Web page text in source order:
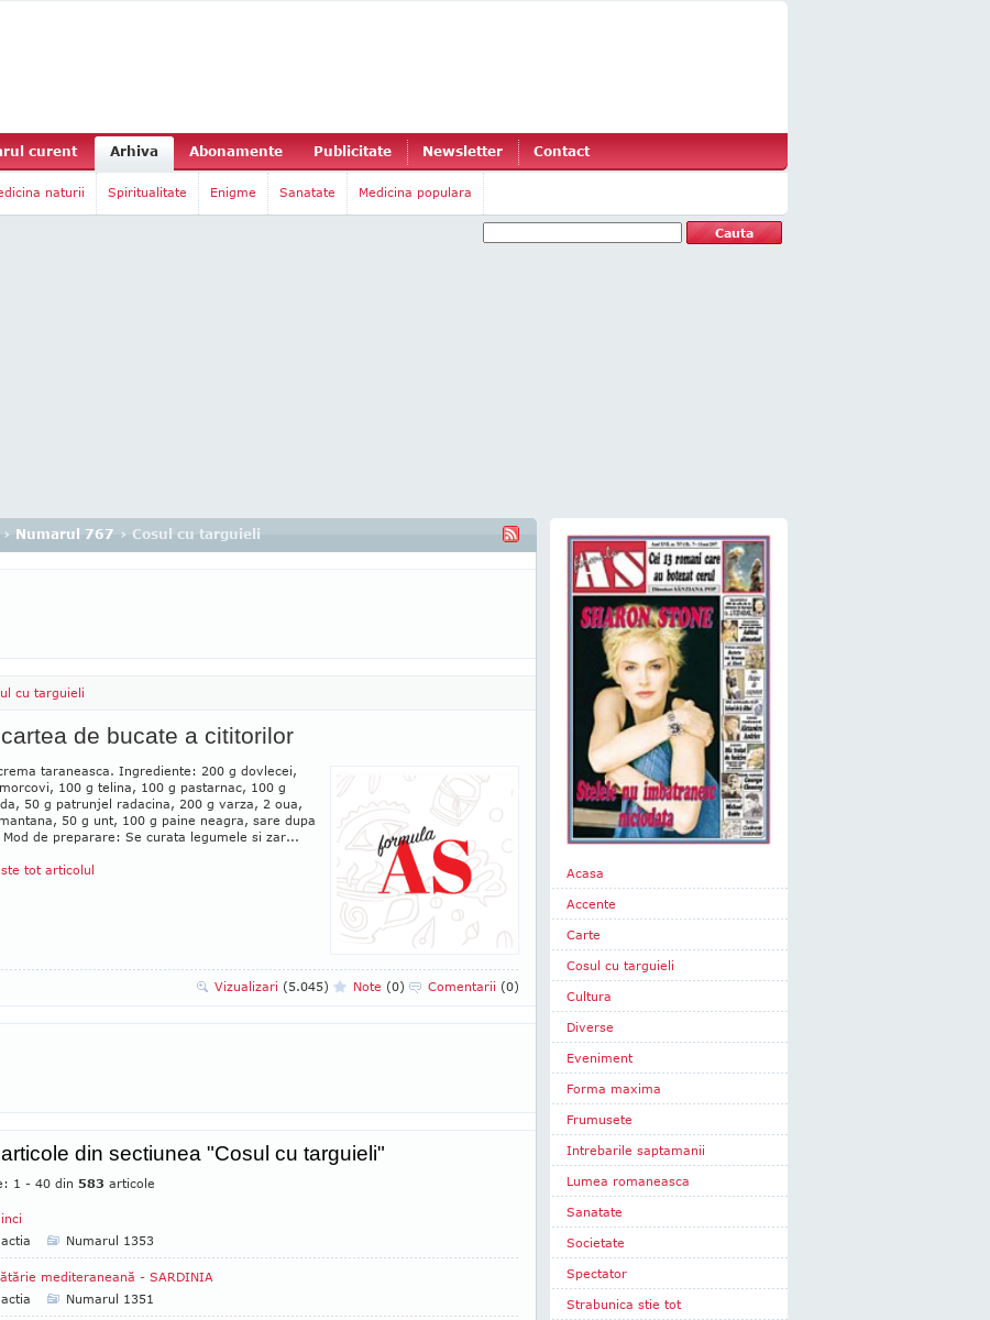
curent Arhiva Abonamente Publicitate Newsletter Contact
naturii Spiritualitate Enigme Sanatate Medicina populara
› Numarul 767 › Cosul cu targuieli
cu targuieli
de bucate a cititorilor
taraneasca. Ingrediente: 200 g dovlecei,
100 g telina, 100 g pastarnac, 100 g
50 g patrunjel radacina, 200 g varza, 2 oua,
50 g unt, 100 g paine neagra, sare dupa
de preparare: Se curata legumele si zar...
tot articolul
Vizualizari (5.045) Note (0) Comentarii (0)
din sectiunea "Cosul cu targuieli"
1 - 40 din 583 articole
Numarul 1353
mediteraneană - SARDINIA
Numarul 1351
Acasa
Accente
Carte
Cosul cu targuieli
Cultura
Diverse
Eveniment
Forma maxima
Frumusete
Intrebarile saptamanii
Lumea romaneasca
Sanatate
Societate
Spectator
Strabunica stie tot